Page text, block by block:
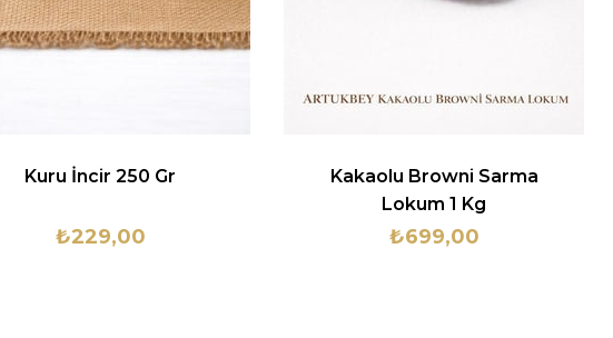
Kuru İncir 250 Gr
₺229,00
Kakaolu Browni Sarma
Lokum 1 Kg
₺699,00